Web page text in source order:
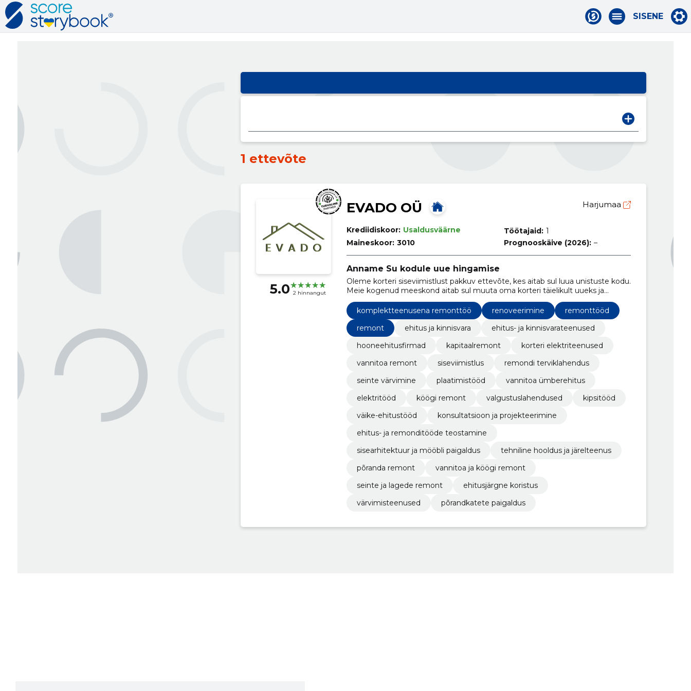
SISENE
1 ettevõte
5.0 2 hinnangut
EVADO OÜ Harjumaa
Krediidiskoor: Usaldusväärne
Maineskoor: 3010
Töötajaid: 1
Prognooskäive (2026): –
Anname Su kodule uue hingamise
Oleme korteri siseviimistlust pakkuv ettevõte, kes aitab sul luua unistuste kodu.
Meie kogenud meeskond aitab sul muuta oma korteri täielikult uueks ja
kaasaegseks elamispinnaks.
komplektteenusena remonttöö
renoveerimine
remonttööd
remont
ehitus ja kinnisvara
ehitus- ja kinnisvarateenused
hooneehitusfirmad
kapitaalremont
korteri elektriteenused
vannitoa remont
siseviimistlus
remondi terviklahendus
seinte värvimine
plaatimistööd
vannitoa ümberehitus
elektritööd
köögi remont valgustuslahendused
kipsitööd
väike-ehitustööd
konsultatsioon ja projekteerimine
ehitus- ja remonditööde teostamine
sisearhitektuur ja mööbli paigaldus
tehniline hooldus ja järelteenus
põranda remont
vannitoa ja köögi remont
seinte ja lagede remont
ehitusjärgne koristus
värvimisteenused
põrandkatete paigaldus